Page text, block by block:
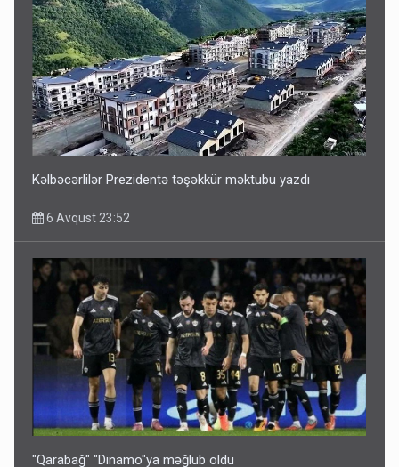
Bu ölkələrə şəxsiyyət vəsiqəsi ilə gedə biləcəksiniz -
SİYAHI
Ərdoğana sui-qəsd planının iştirakçısı detalları açıqladı
5 Avqust 16:56
Kəlbəcərlilər Prezidentə təşəkkür məktubu yazdı
6 Avqust 23:52
"Qarabağ" "Dinamo"ya məğlub oldu